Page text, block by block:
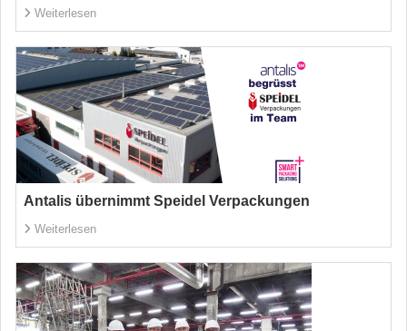
Weiterlesen
Antalis übernimmt Speidel Verpackungen
Weiterlesen